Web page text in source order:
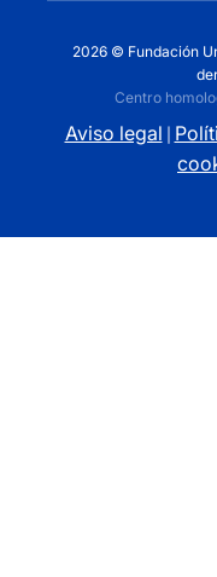
2026 © Fundación
Centro
Aviso legal